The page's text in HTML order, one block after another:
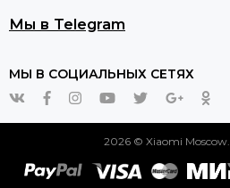
Мы в Telegram
МЫ В СОЦИАЛЬНЫХ СЕТЯХ
2026 © Xiaomi Moscow.